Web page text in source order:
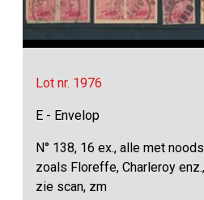
Lot nr. 1976
E - Envelop
N° 138, 16 ex., alle met
zoals Floreffe, Charleroy
zie scan, zm